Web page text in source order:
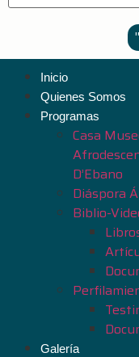
Inicio
Quienes Somos
Programas
Casa
D’Ebano
Diáspora
Biblio-
Galería